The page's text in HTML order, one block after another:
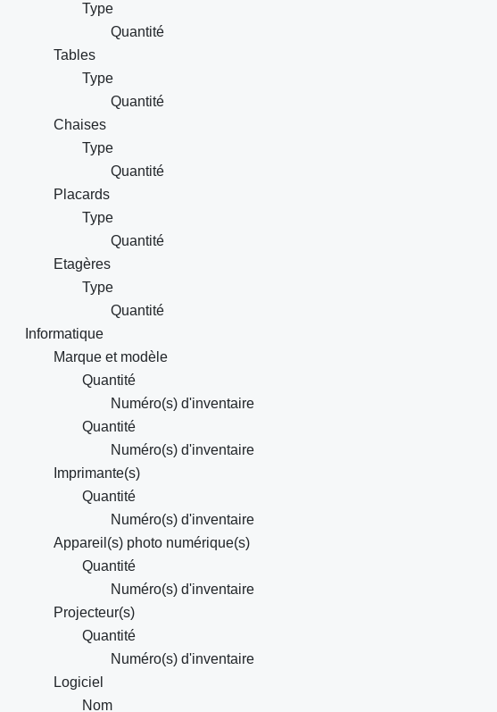
Type
Quantité
Tables
Type
Quantité
Chaises
Type
Quantité
Placards
Type
Quantité
Etagères
Type
Quantité
Informatique
Marque et modèle
Quantité
Numéro(s) d'inventaire
Quantité
Numéro(s) d'inventaire
Imprimante(s)
Quantité
Numéro(s) d'inventaire
Appareil(s) photo numérique(s)
Quantité
Numéro(s) d'inventaire
Projecteur(s)
Quantité
Numéro(s) d'inventaire
Logiciel
Nom